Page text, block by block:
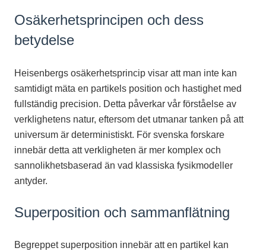
Osäkerhetsprincipen och dess
betydelse
Heisenbergs osäkerhetsprincip visar att man inte kan
samtidigt mäta en partikels position och hastighet med
fullständig precision. Detta påverkar vår förståelse av
verklighetens natur, eftersom det utmanar tanken på att
universum är deterministiskt. För svenska forskare
innebär detta att verkligheten är mer komplex och
sannolikhetsbaserad än vad klassiska fysikmodeller
antyder.
Superposition och sammanflätning
Begreppet superposition innebär att en partikel kan